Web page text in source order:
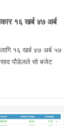
१६ खर्ब ४७ अर्ब
१६ खर्ब ४७ अर्ब ५७
पौडेलले सो बजेट